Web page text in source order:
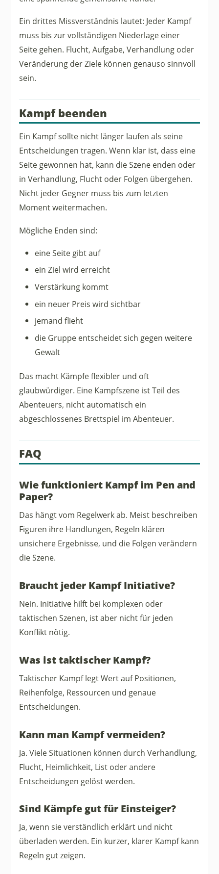
Ein drittes Missverständnis lautet: Jeder Kampf
muss bis zur vollständigen Niederlage einer
Seite gehen. Flucht, Aufgabe, Verhandlung oder
Veränderung der Ziele können genauso sinnvoll
sein.
Kampf beenden
Ein Kampf sollte nicht länger laufen als seine
Entscheidungen tragen. Wenn klar ist, dass eine
Seite gewonnen hat, kann die Szene enden oder
in Verhandlung, Flucht oder Folgen übergehen.
Nicht jeder Gegner muss bis zum letzten
Moment weitermachen.
Mögliche Enden sind:
eine Seite gibt auf
ein Ziel wird erreicht
Verstärkung kommt
ein neuer Preis wird sichtbar
jemand flieht
die Gruppe entscheidet sich gegen weitere
Gewalt
Das macht Kämpfe flexibler und oft
glaubwürdiger. Eine Kampfszene ist Teil des
Abenteuers, nicht automatisch ein
abgeschlossenes Brettspiel im Abenteuer.
FAQ
Wie funktioniert Kampf im Pen and
Paper?
Das hängt vom Regelwerk ab. Meist beschreiben
Figuren ihre Handlungen, Regeln klären
unsichere Ergebnisse, und die Folgen verändern
die Szene.
Braucht jeder Kampf Initiative?
Nein. Initiative hilft bei komplexen oder
taktischen Szenen, ist aber nicht für jeden
Konflikt nötig.
Was ist taktischer Kampf?
Taktischer Kampf legt Wert auf Positionen,
Reihenfolge, Ressourcen und genaue
Entscheidungen.
Kann man Kampf vermeiden?
Ja. Viele Situationen können durch Verhandlung,
Flucht, Heimlichkeit, List oder andere
Entscheidungen gelöst werden.
Sind Kämpfe gut für Einsteiger?
Ja, wenn sie verständlich erklärt und nicht
überladen werden. Ein kurzer, klarer Kampf kann
Regeln gut zeigen.